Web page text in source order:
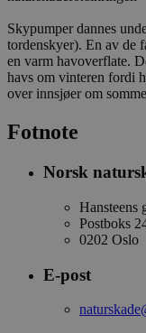
Skypumper dannes
tordenskyer). En av de
en varm havoverflate.
havs om vinteren fordi
over innsjøer om
Fotnote
Norsk
Hansteens
Postboks
0202 Oslo
E-post